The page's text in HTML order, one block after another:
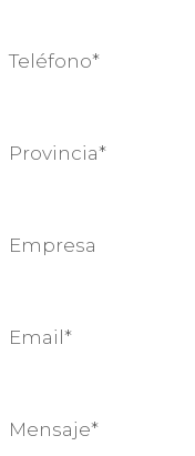
Teléfono*
Provincia*
Empresa
Email*
Mensaje*